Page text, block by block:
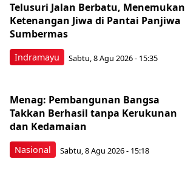
Indramayu
Telusuri Jalan Berbatu, Menemukan
Ketenangan Jiwa di Pantai Panjiwa
Sumbermas
Sabtu, 8 Agu 2026 - 15:35
Nasional
Menag: Pembangunan Bangsa
Takkan Berhasil tanpa Kerukunan
dan Kedamaian
Sabtu, 8 Agu 2026 - 15:18